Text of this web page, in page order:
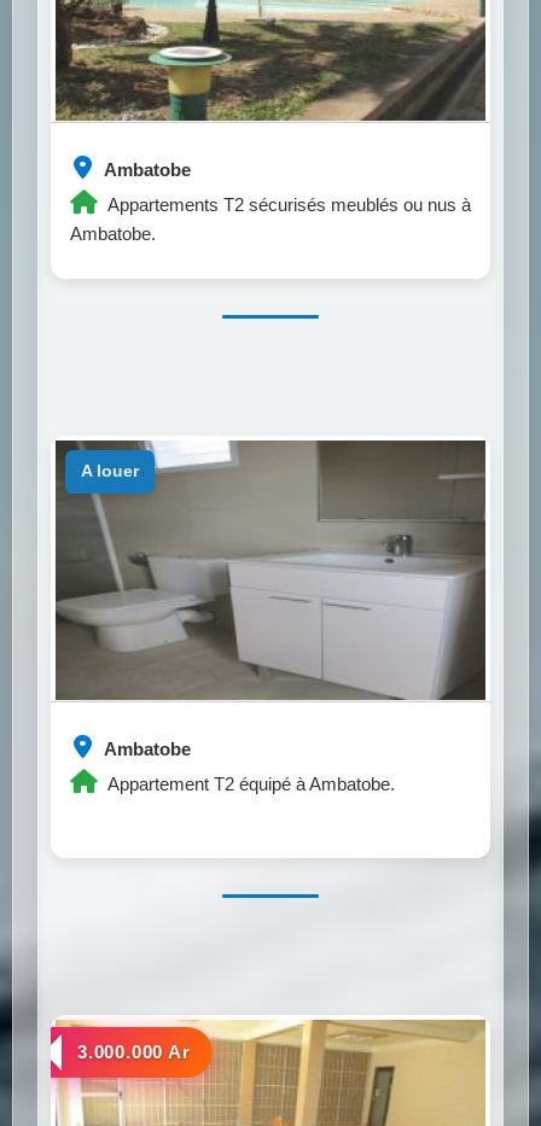
Ambatobe
Appartements T2 sécurisés meublés ou nus à
Ambatobe.
Ambatobe
Appartement T2 équipé à Ambatobe.
a louer
a louer
3.000.000 Ar